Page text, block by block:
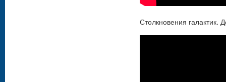
Столкновения галактик.